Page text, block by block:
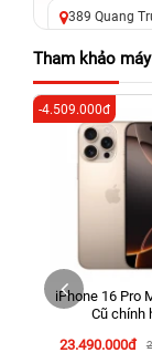
389 Quang
625 - 625A
326 Lê Văn
Đức cũ)
256 Võ Văn
70 Nguyễn
24h Vũng
Tàu cũ)
198 Hoàng
Tham khảo
iPhone 16 Pro
Cũ chính
23.490.000đ
-4.509.000đ